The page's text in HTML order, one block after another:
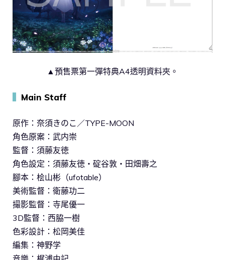
▲預售票第一彈特典A4透明資料夾。
Main Staff
原作：奈須きのこ／TYPE-MOON
角色原案：武内崇
監督：須藤友徳
角色設定：須藤友徳・碇谷敦・田畑壽之
腳本：桧山彬（ufotable）
美術監督：衛藤功二
撮影監督：寺尾優一
3D監督：西脇一樹
色彩設計：松岡美佳
編集：神野学